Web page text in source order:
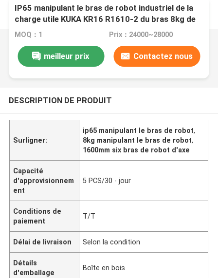
IP65 manipulant le bras de robot industriel de la
charge utile KUKA KR16 R1610-2 du bras 8kg de
robot
MOQ：1 Prix：24000~28000
meilleur prix Contactez nous
DESCRIPTION DE PRODUIT
Surligner:
ip65 manipulant le bras de robot,
8kg manipulant le bras de robot,
1600mm six bras de robot d'axe
Capacité
d'approvisionnem
ent
5 PCS/30 - jour
Conditions de
paiement
T/T
Délai de livraison Selon la condition
Détails
d'emballage
Boîte en bois